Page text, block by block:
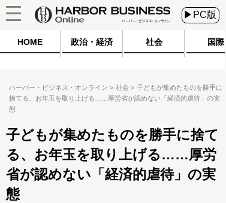
▶PC版
HOME 政治・経済 社会 国際
ハーバー・ビジネス・オンライン 社会
子どもが集めたものを勝手に
捨てる、お年玉を取り上げる……厚労省が認めない「経済的虐待」の実
態
子どもが集めたものを勝手に捨て
る、お年玉を取り上げる……厚労
省が認めない「経済的虐待」の実
態